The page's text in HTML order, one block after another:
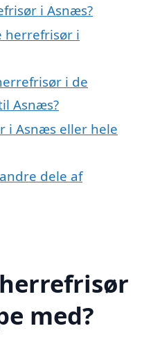
i Asnæs?
herrefrisør i
i de
Asnæs?
i Asnæs eller hele
dele af
med?